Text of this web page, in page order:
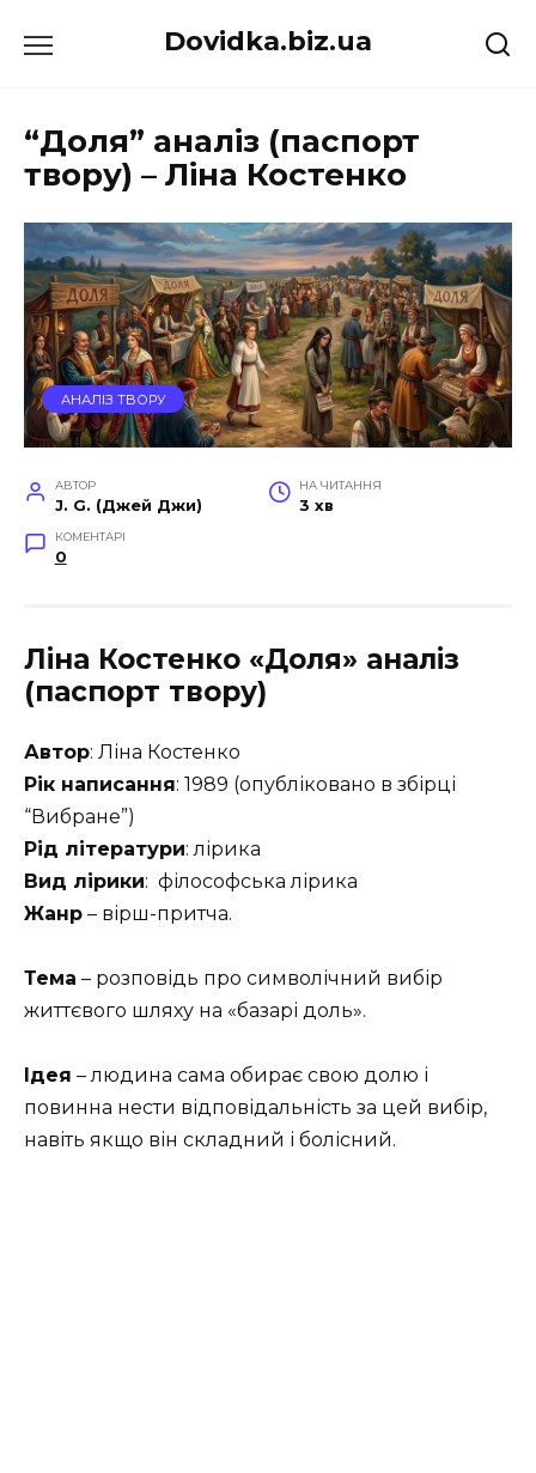
до
Dovidka.biz.ua
“Доля” аналіз (паспорт
твору) – Ліна Костенко
АНАЛІЗ ТВОРУ
АВТОР
J. G. (Джей Джи)
НА ЧИТАННЯ
3 хв
КОМЕНТАРІ
0
Ліна Костенко «Доля» аналіз
(паспорт твору)
Автор: Ліна Костенко
Рік написання: 1989 (опубліковано в збірці
“Вибране”)
Рід літератури: лірика
Вид лірики: філософська лірика
Жанр – вірш-притча.
Тема – розповідь про символічний вибір
життєвого шляху на «базарі доль».
Ідея – людина сама обирає свою долю і
повинна нести відповідальність за цей вибір,
навіть якщо він складний і болісний.